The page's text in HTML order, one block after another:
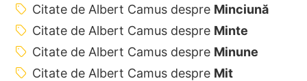
Citate de Albert Camus despre Minciună
Citate de Albert Camus despre Minte
Citate de Albert Camus despre Minune
Citate de Albert Camus despre Mit